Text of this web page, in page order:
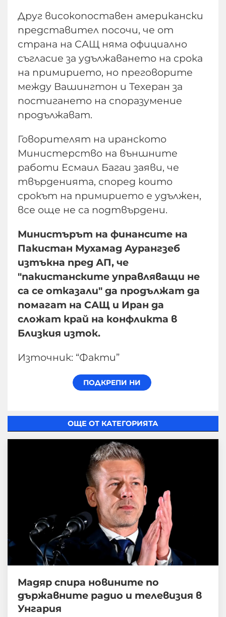
Друг високопоставен американски
представител посочи, че от
страна на САЩ няма официално
съгласие за удължаването на срока
на примирието, но преговорите
между Вашингтон и Техеран за
постигането на споразумение
продължават.
Говорителят на иранското
Министерство на външните
работи Есмаил Багаи заяви, че
твърденията, според които
срокът на примирието е удължен,
все още не са подтвърдени.
Министърът на финансите на
Пакистан Мухамад Аурангзеб
изтъкна пред АП, че
"пакистанските управляващи не
са се отказали" да продължат да
помагат на САЩ и Иран да
сложат край на конфликта в
Близкия изток.
Източник: “Факти”
ОЩЕ ОТ КАТЕГОРИЯТА
Мадяр спира новините по
държавните радио и телевизия в
Унгария